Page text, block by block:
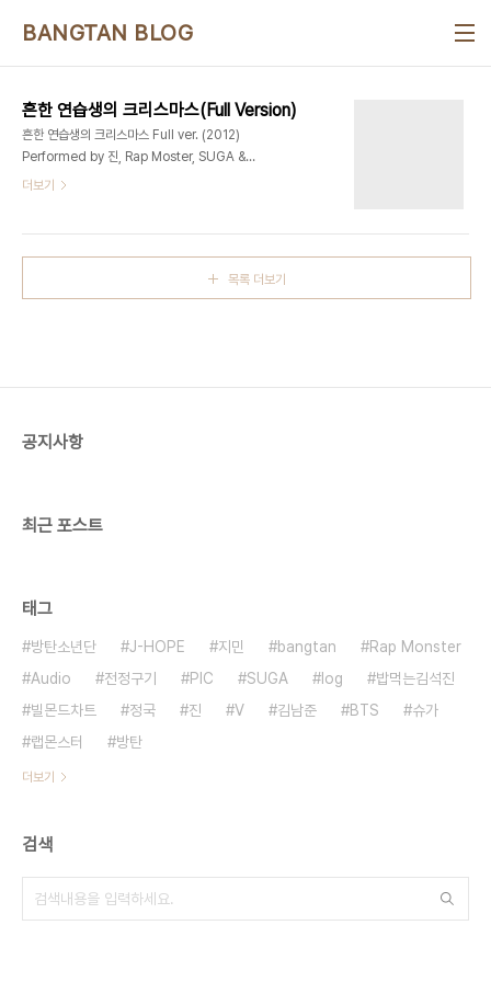
BANGTAN BLOG
흔한 연습생의 크리스마스(Full Version)
흔한 연습생의 크리스마스 Full ver. (2012)
Performed by 진, Rap Moster, SUGA &
moreOriginal Track : Christmas in Harlem
give it to someone special SUGA)3년전부터
더보기
목록 더보기
공지사항
최근 포스트
태그
방탄소년단 J-HOPE 지민 bangtan
Rap Monster
Audio
전정구기 PIC SUGA log
밥먹는김석진
빌몬드차트
정국 진 V 김남준 BTS
슈가
랩몬스터
방탄
더보기
검색